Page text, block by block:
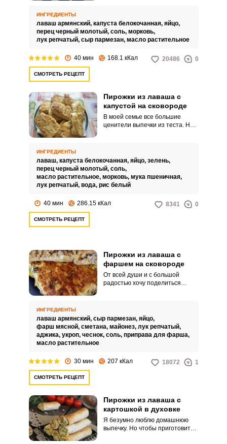
тонкой хрустящей корочкой и
достаточно сочной аппетитной
начинкой.
ИНГРЕДИЕНТЫ
лаваш армянский, капуста белокочанная, яйцо,
перец черный молотый, соль, морковь,
лук репчатый, сыр пармезан, масло растительное
40 мин 168.1 кКал 20486 0
СМОТРЕТЬ РЕЦЕПТ
Пирожки из лаваша с
капустой на сковороде
В моей семье все большие
ценители выпечки из теста. Но
ИНГРЕДИЕНТЫ
лаваш, капуста белокочанная, яйцо, зелень,
перец черный молотый, соль,
масло растительное, морковь, мука пшеничная,
лук репчатый, вода, рис белый
40 мин 286.15 кКал 8341 0
СМОТРЕТЬ РЕЦЕПТ
Пирожки из лаваша с
фаршем на сковороде
От всей души и с большой
радостью хочу поделиться
необыкновенно аппетитные
пирожки из лаваша с фаршем
на сковороде.
ИНГРЕДИЕНТЫ
лаваш армянский, сыр пармезан, яйцо,
фарш мясной, сметана, майонез, лук репчатый,
аджика, укроп, чеснок, соль, приправа для фарша,
масло растительное
30 мин 207 кКал 18072 1
СМОТРЕТЬ РЕЦЕПТ
Пирожки из лаваша с
картошкой в духовке
Я безумно люблю домашнюю
выпечку. Но чтобы приготовить